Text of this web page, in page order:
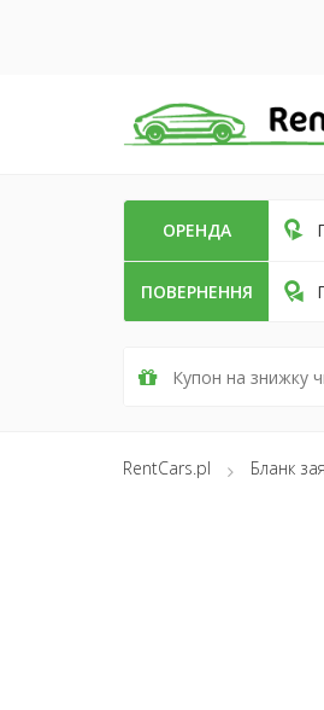
ОРЕНДА
ПОВЕРНЕННЯ
RentCars.pl Бланк